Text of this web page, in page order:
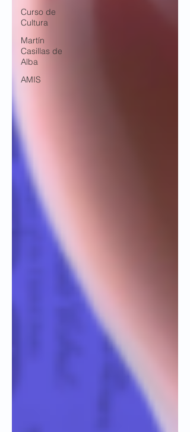
Curso de
Cultura
Martín
Casillas de
Alba
AMIS